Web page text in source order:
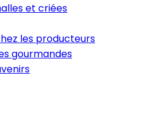
et criées
les producteurs
gourmandes